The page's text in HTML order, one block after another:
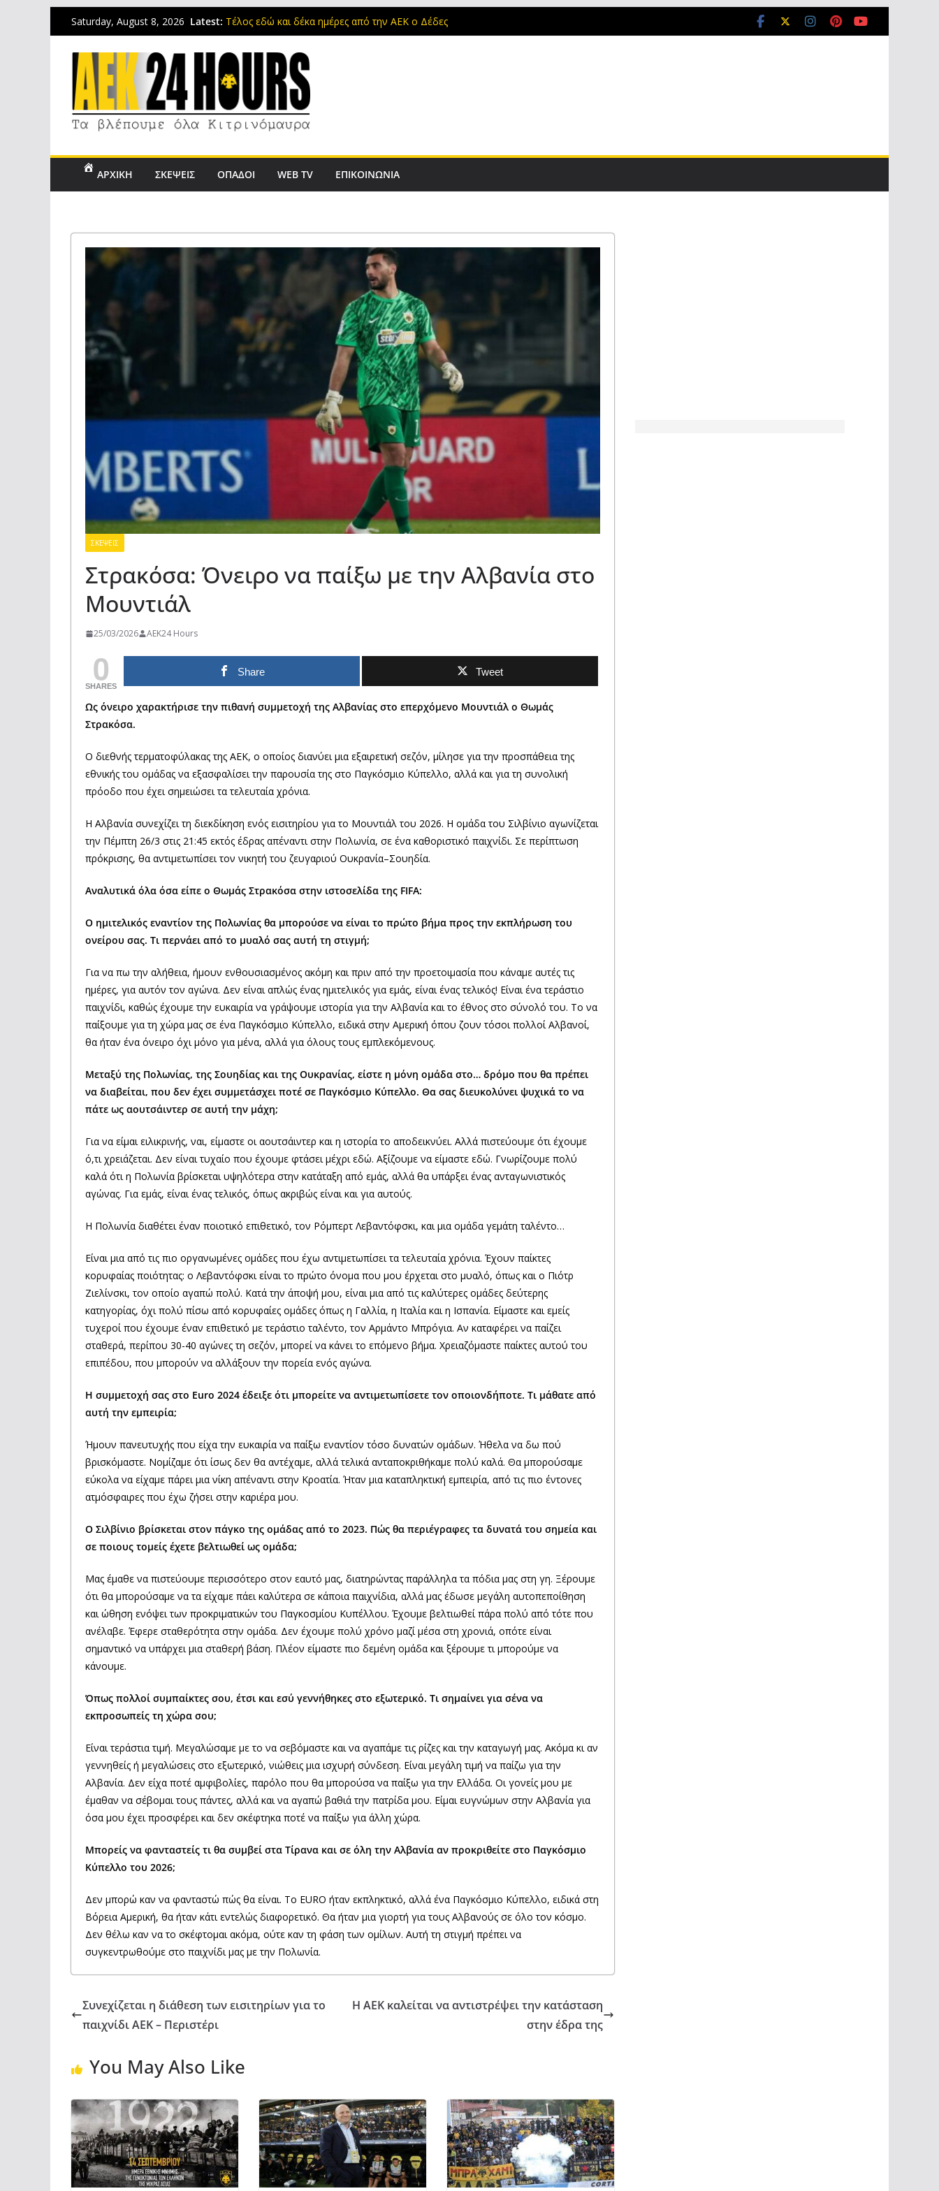
Saturday, August 8, 2026 Latest: Στη μνήμη του Μιχάλη της ΑΕΚ
Τέλος εδώ και δέκα ημέρες από την ΑΕΚ ο Δέδες
Πειρατές του Ονείρου: Αθάνατος
Original 21: Αύριο στη Νέα Φιλαδέλφεια για τον αδελφό μας
Μιχάλη
ΑΡΧΙΚΗ ΣΚΕΨΕΙΣ ΟΠΑΔΟΙ WEB TV ΕΠΙΚΟΙΝΩΝΙΑ
ΣΚΕΨΕΙΣ
Στρακόσα: Όνειρο να παίξω με την Αλβανία στο
Μουντιάλ
25/03/2026 AEK24 Hours
0
SHARES
Share Tweet
Ως όνειρο χαρακτήρισε την πιθανή συμμετοχή της Αλβανίας στο επερχόμενο Μουντιάλ ο Θωμάς
Στρακόσα.
Ο διεθνής τερματοφύλακας της ΑΕΚ, ο οποίος διανύει μια εξαιρετική σεζόν, μίλησε για την προσπάθεια της
εθνικής του ομάδας να εξασφαλίσει την παρουσία της στο Παγκόσμιο Κύπελλο, αλλά και για τη συνολική
πρόοδο που έχει σημειώσει τα τελευταία χρόνια.
Η Αλβανία συνεχίζει τη διεκδίκηση ενός εισιτηρίου για το Μουντιάλ του 2026. Η ομάδα του Σιλβίνιο αγωνίζεται
την Πέμπτη 26/3 στις 21:45 εκτός έδρας απέναντι στην Πολωνία, σε ένα καθοριστικό παιχνίδι. Σε περίπτωση
πρόκρισης, θα αντιμετωπίσει τον νικητή του ζευγαριού Ουκρανία–Σουηδία.
Αναλυτικά όλα όσα είπε ο Θωμάς Στρακόσα στην ιστοσελίδα της FIFA:
Ο ημιτελικός εναντίον της Πολωνίας θα μπορούσε να είναι το πρώτο βήμα προς την εκπλήρωση του
ονείρου σας. Τι περνάει από το μυαλό σας αυτή τη στιγμή;
Για να πω την αλήθεια, ήμουν ενθουσιασμένος ακόμη και πριν από την προετοιμασία που κάναμε αυτές τις
ημέρες, για αυτόν τον αγώνα. Δεν είναι απλώς ένας ημιτελικός για εμάς, είναι ένας τελικός! Είναι ένα τεράστιο
παιχνίδι, καθώς έχουμε την ευκαιρία να γράψουμε ιστορία για την Αλβανία και το έθνος στο σύνολό του. Το να
παίξουμε για τη χώρα μας σε ένα Παγκόσμιο Κύπελλο, ειδικά στην Αμερική όπου ζουν τόσοι πολλοί Αλβανοί,
θα ήταν ένα όνειρο όχι μόνο για μένα, αλλά για όλους τους εμπλεκόμενους.
Μεταξύ της Πολωνίας, της Σουηδίας και της Ουκρανίας, είστε η μόνη ομάδα στο… δρόμο που θα πρέπει
να διαβείται, που δεν έχει συμμετάσχει ποτέ σε Παγκόσμιο Κύπελλο. Θα σας διευκολύνει ψυχικά το να
πάτε ως αουτσάιντερ σε αυτή την μάχη;
Για να είμαι ειλικρινής, ναι, είμαστε οι αουτσάιντερ και η ιστορία το αποδεικνύει. Αλλά πιστεύουμε ότι έχουμε
ό,τι χρειάζεται. Δεν είναι τυχαίο που έχουμε φτάσει μέχρι εδώ. Αξίζουμε να είμαστε εδώ. Γνωρίζουμε πολύ
καλά ότι η Πολωνία βρίσκεται υψηλότερα στην κατάταξη από εμάς, αλλά θα υπάρξει ένας ανταγωνιστικός
αγώνας. Για εμάς, είναι ένας τελικός, όπως ακριβώς είναι και για αυτούς.
Η Πολωνία διαθέτει έναν ποιοτικό επιθετικό, τον Ρόμπερτ Λεβαντόφσκι, και μια ομάδα γεμάτη ταλέντο…
Είναι μια από τις πιο οργανωμένες ομάδες που έχω αντιμετωπίσει τα τελευταία χρόνια. Έχουν παίκτες
κορυφαίας ποιότητας: ο Λεβαντόφσκι είναι το πρώτο όνομα που μου έρχεται στο μυαλό, όπως και ο Πιότρ
Ζιελίνσκι, τον οποίο αγαπώ πολύ. Κατά την άποψή μου, είναι μια από τις καλύτερες ομάδες δεύτερης
κατηγορίας, όχι πολύ πίσω από κορυφαίες ομάδες όπως η Γαλλία, η Ιταλία και η Ισπανία. Είμαστε και εμείς
τυχεροί που έχουμε έναν επιθετικό με τεράστιο ταλέντο, τον Αρμάντο Μπρόγια. Αν καταφέρει να παίζει
σταθερά, περίπου 30-40 αγώνες τη σεζόν, μπορεί να κάνει το επόμενο βήμα. Χρειαζόμαστε παίκτες αυτού του
επιπέδου, που μπορούν να αλλάξουν την πορεία ενός αγώνα.
Η συμμετοχή σας στο Euro 2024 έδειξε ότι μπορείτε να αντιμετωπίσετε τον οποιονδήποτε. Τι μάθατε από
αυτή την εμπειρία;
Ήμουν πανευτυχής που είχα την ευκαιρία να παίξω εναντίον τόσο δυνατών ομάδων. Ήθελα να δω πού
βρισκόμαστε. Νομίζαμε ότι ίσως δεν θα αντέχαμε, αλλά τελικά ανταποκριθήκαμε πολύ καλά. Θα μπορούσαμε
εύκολα να είχαμε πάρει μια νίκη απέναντι στην Κροατία. Ήταν μια καταπληκτική εμπειρία, από τις πιο έντονες
ατμόσφαιρες που έχω ζήσει στην καριέρα μου.
Ο Σιλβίνιο βρίσκεται στον πάγκο της ομάδας από το 2023. Πώς θα περιέγραφες τα δυνατά του σημεία και
σε ποιους τομείς έχετε βελτιωθεί ως ομάδα;
Μας έμαθε να πιστεύουμε περισσότερο στον εαυτό μας, διατηρώντας παράλληλα τα πόδια μας στη γη. Ξέρουμε
ότι θα μπορούσαμε να τα είχαμε πάει καλύτερα σε κάποια παιχνίδια, αλλά μας έδωσε μεγάλη αυτοπεποίθηση
και ώθηση ενόψει των προκριματικών του Παγκοσμίου Κυπέλλου. Έχουμε βελτιωθεί πάρα πολύ από τότε που
ανέλαβε. Έφερε σταθερότητα στην ομάδα. Δεν έχουμε πολύ χρόνο μαζί μέσα στη χρονιά, οπότε είναι
σημαντικό να υπάρχει μια σταθερή βάση. Πλέον είμαστε πιο δεμένη ομάδα και ξέρουμε τι μπορούμε να
κάνουμε.
Όπως πολλοί συμπαίκτες σου, έτσι και εσύ γεννήθηκες στο εξωτερικό. Τι σημαίνει για σένα να
εκπροσωπείς τη χώρα σου;
Είναι τεράστια τιμή. Μεγαλώσαμε με το να σεβόμαστε και να αγαπάμε τις ρίζες και την καταγωγή μας. Ακόμα κι αν
γεννηθείς ή μεγαλώσεις στο εξωτερικό, νιώθεις μια ισχυρή σύνδεση. Είναι μεγάλη τιμή να παίζω για την
Αλβανία. Δεν είχα ποτέ αμφιβολίες, παρόλο που θα μπορούσα να παίξω για την Ελλάδα. Οι γονείς μου με
έμαθαν να σέβομαι τους πάντες, αλλά και να αγαπώ βαθιά την πατρίδα μου. Είμαι ευγνώμων στην Αλβανία για
όσα μου έχει προσφέρει και δεν σκέφτηκα ποτέ να παίξω για άλλη χώρα.
Μπορείς να φανταστείς τι θα συμβεί στα Τίρανα και σε όλη την Αλβανία αν προκριθείτε στο Παγκόσμιο
Κύπελλο του 2026;
Δεν μπορώ καν να φανταστώ πώς θα είναι. Το EURO ήταν εκπληκτικό, αλλά ένα Παγκόσμιο Κύπελλο, ειδικά στη
Βόρεια Αμερική, θα ήταν κάτι εντελώς διαφορετικό. Θα ήταν μια γιορτή για τους Αλβανούς σε όλο τον κόσμο.
Δεν θέλω καν να το σκέφτομαι ακόμα, ούτε καν τη φάση των ομίλων. Αυτή τη στιγμή πρέπει να
συγκεντρωθούμε στο παιχνίδι μας με την Πολωνία.
Συνεχίζεται η διάθεση των εισιτηρίων για το
παιχνίδι ΑΕΚ – Περιστέρι
Η ΑΕΚ καλείται να αντιστρέψει την κατάσταση
στην έδρα της
You May Also Like